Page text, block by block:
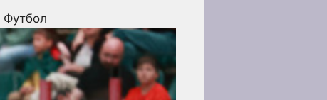
Футбол